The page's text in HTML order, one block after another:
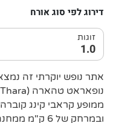
דירוג לפי סוג אורח
זוגות
1.0